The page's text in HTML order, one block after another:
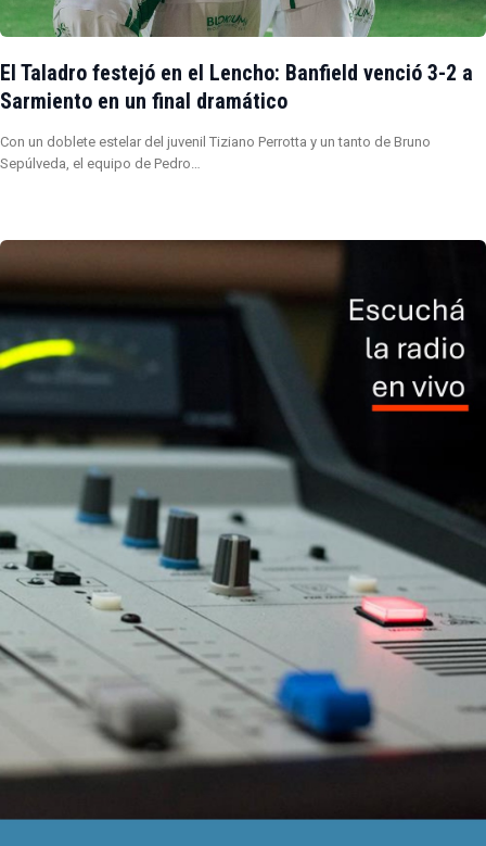
El Taladro festejó en el Lencho: Banfield venció 3-2 a
Sarmiento en un final dramático
Con un doblete estelar del juvenil Tiziano Perrotta y un tanto de Bruno
Sepúlveda, el equipo de Pedro…